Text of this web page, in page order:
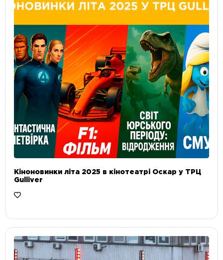
Кіноновинки літа 2025 в кінотеатрі Оскар у ТРЦ
Gulliver